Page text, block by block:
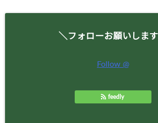
＼フォローお願いしま
Follow @
feedly